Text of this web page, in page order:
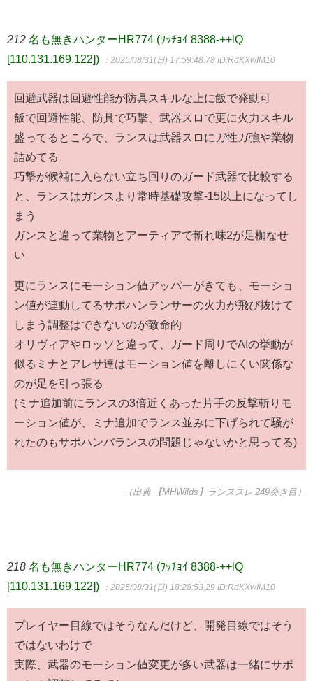
212 名も無きハンターHR774 (ﾜｯﾁｮｲ 8388-++lQ
[110.131.169.122])
：2025/08/31(日) 17:59:48.78 ID:RdKXwIM10
回避武器は回避性能が防具スキルな上に飯で発動可
飯で回避性能、防具で巧撃、武器スロで更に火力スキル
盛ってるところで、ランスは武器スロにガ性ガ強や業物
詰めてる
巧撃が候補に入らない立ち回りのガード武器で比較する
と、ランスはガンスより常時基礎攻撃-15以上になってし
まう
ガンスと違って業物とアーティアで斬れ味2が足枷なせ
い
更にランスにモーション値アッパーがきても、モーショ
ン値が連動してるサポハンランサーの火力が飛び抜けて
しまう調整はできないのが致命的
オリヴィアやロッソと違って、ガード周りでAIの挙動が
似るミナとアレサ達はモーション値を離しにくい関係な
のが足を引っ張る
(ミナ追加前にランスの3倍近くあった片手の反撃斬りモ
ーション値が、ミナ追加でランス並みに下げられて騒が
れたのもサポハンバランスの問題じゃないかと思ってる)
（出典 【MHWilds】ランススレ 249突き目）
218 名も無きハンターHR774 (ﾜｯﾁｮｲ 8388-++lQ
[110.131.169.122])
：2025/08/31(日) 18:28:53.29 ID:RdKXwIM10
プレイヤー目線ではそうなんだけど、開発目線ではそう
ではないわけで
実際、武器のモーション値変更が多い武器は一緒にサポ